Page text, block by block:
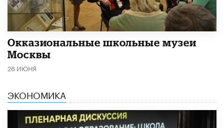
​Окказиональные школьные музеи
Москвы
26 ИЮНЯ
ЭКОНОМИКА